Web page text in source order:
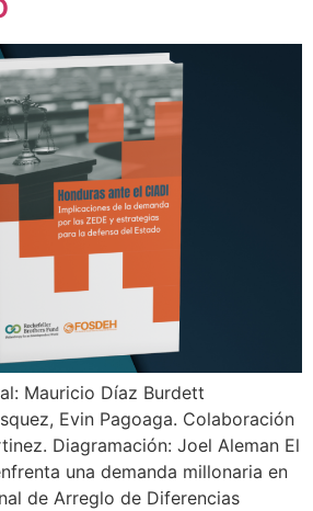
Mauricio Díaz Burdett
Evin Pagoaga. Colaboración
Diagramación: Joel Aleman El
una demanda millonaria en
de Arreglo de Diferencias